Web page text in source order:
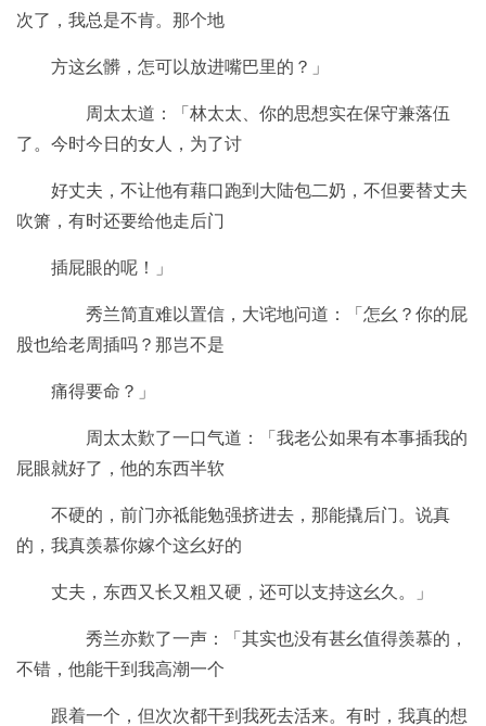
次了，我总是不肯。那个地
方这幺髒，怎可以放进嘴巴里的？」
周太太道：「林太太、你的思想实在保守兼落伍
了。今时今日的女人，为了讨
好丈夫，不让他有藉口跑到大陆包二奶，不但要替丈夫
吹箫，有时还要给他走后门
插屁眼的呢！」
秀兰简直难以置信，大诧地问道：「怎幺？你的屁
股也给老周插吗？那岂不是
痛得要命？」
周太太歎了一口气道：「我老公如果有本事插我的
屁眼就好了，他的东西半软
不硬的，前门亦祗能勉强挤进去，那能撬后门。说真
的，我真羡慕你嫁个这幺好的
丈夫，东西又长又粗又硬，还可以支持这幺久。」
秀兰亦歎了一声：「其实也没有甚幺值得羡慕的，
不错，他能干到我高潮一个
跟着一个，但次次都干到我死去活来。有时，我真的想